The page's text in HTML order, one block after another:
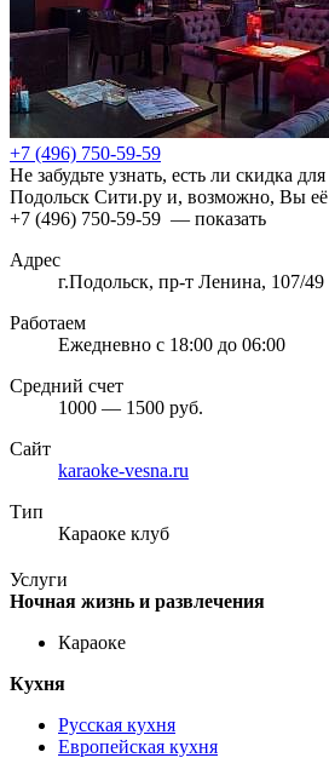
+7 (496) 750-59-59
Не забудьте узнать, есть ли скидка
Подольск Сити.ру и, возможно, Вы её
+7 (496) 750-59-59 — показать
Адрес
г.Подольск, пр-т Ленина, 107/49
Работаем
Ежедневно с 18:00 до 06:00
Средний счет
1000 — 1500 руб.
Сайт
karaoke-vesna.ru
Тип
Караоке клуб
Услуги
Ночная жизнь и развлечения
Караоке
Кухня
Русская кухня
Европейская кухня